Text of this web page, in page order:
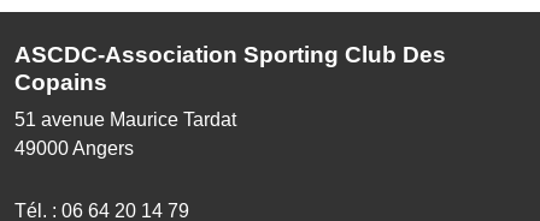
ASCDC-Association Sporting Club Des
Copains
51 avenue Maurice Tardat
49000Angers
Tél. : 06 64 20 14 79